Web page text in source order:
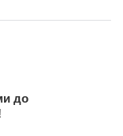
до